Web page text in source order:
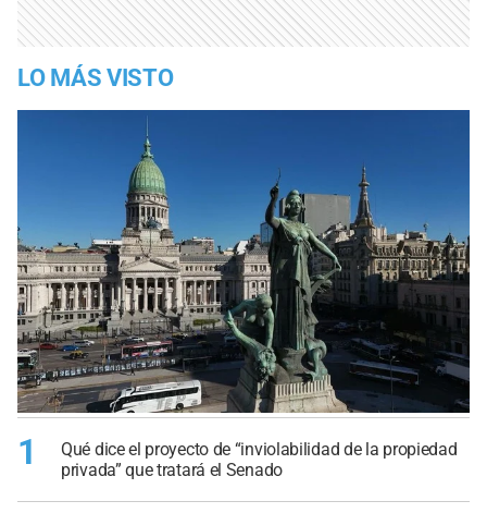
LO MÁS VISTO
1
Qué dice el proyecto de “inviolabilidad de la propiedad
privada” que tratará el Senado